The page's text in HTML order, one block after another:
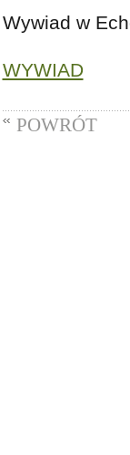
Wywiad w
WYWIAD
POWRÓT